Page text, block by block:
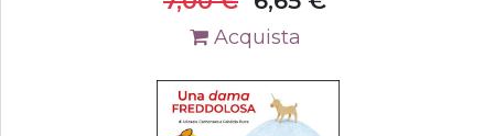
Acquista